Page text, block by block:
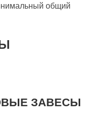
общий
ЗАВЕСЫ